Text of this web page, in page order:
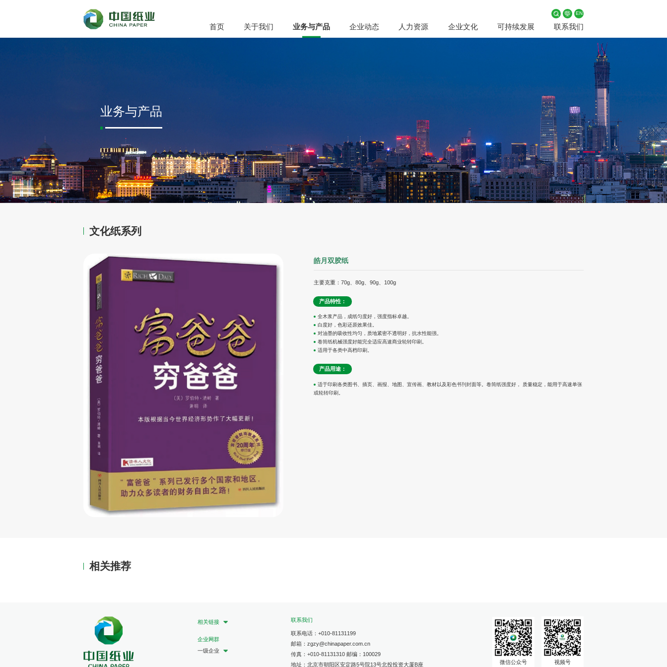
EN
首页 关于我们 业务与产品 企业动态 人力资源 企业文化 可持续发展 联系我们
业务与产品
文化纸系列
皓月双胶纸
主要克重：70g、80g、90g、100g
产品特性：
全木浆产品，成纸匀度好，强度指标卓越。
白度好，色彩还原效果佳。
对油墨的吸收性均匀，质地紧密不透明好，抗水性能强。
卷筒纸机械强度好能完全适应高速商业轮转印刷。
适用于各类中高档印刷。
产品用途：
适于印刷各类图书、插页、画报、地图、宣传画、教材以及彩色书刊封面等。卷筒纸强度好， 质量稳定，能用于高速单张
或轮转印刷。
相关推荐
相关链接
企业网群
一级企业
联系我们
联系电话：+010-81131199
邮箱：zgzy@chinapaper.com.cn
传真：+010-81131310 邮编：100029
地址：北京市朝阳区安定路5号院13号北投投资大厦B座
微信公众号 视频号